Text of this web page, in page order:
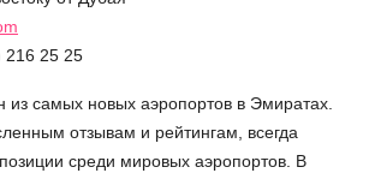
25 25
из самых новых аэропортов в Эмиратах.
отзывам и рейтингам, всегда
среди мировых аэропортов. В